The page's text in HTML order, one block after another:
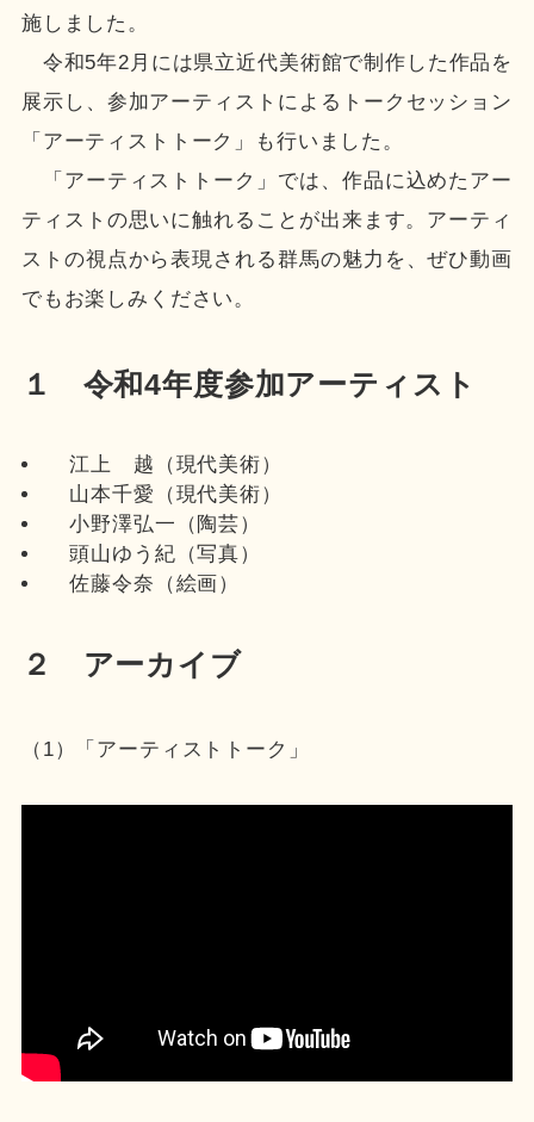
施しました。​
令和5年2月には県立近代美術館で制作した作品を
展示し、参加アーティストによるトークセッション
「アーティストトーク」も行いました。​
「アーティストトーク」では、作品に込めたアー
ティストの思いに触れることが出来ます。​アーティ
ストの視点から表現される群馬の魅力を、ぜひ動画
でもお楽しみください。
１ 令和4年度参加アーティスト
江上 越（現代美術）
山本千愛（現代美術）
小野澤弘一（陶芸）
頭山ゆう紀（写真）
佐藤令奈（絵画）
２ アーカイブ
（1）「アーティストトーク」